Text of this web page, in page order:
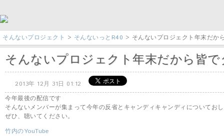
そんないプロジェクト > そんないっとR40 > そんないプロジェクト年末だか
そんないプロジェクト年末だから皆
2013年 12月 31日 01:12
今年最後の配信です
そんないメンバーが集まって今年の反省とキャンディキャンディについてお
ぜひ、聴いてください。
竹内のYouTube